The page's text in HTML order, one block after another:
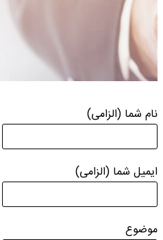
نام شما (الزامی)
ایمیل شما (الزامی)
موضوع